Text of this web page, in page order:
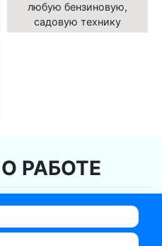
любую бензиновую,
садовую технику
РАБОТЕ